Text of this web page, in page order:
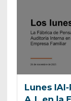
Lunes